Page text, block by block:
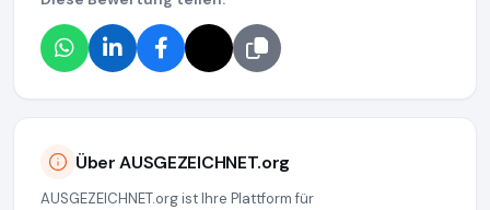
Über AUSGEZEICHNET.org
AUSGEZEICHNET.org ist Ihre Plattform für